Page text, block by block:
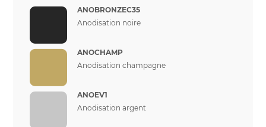
ANOBRONZEC35
Anodisation noire
ANOCHAMP
Anodisation champagne
ANOEV1
Anodisation argent